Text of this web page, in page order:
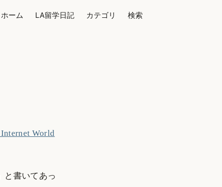
ホーム LA留学日記 カテゴリ 検索
World
と書いてあっ